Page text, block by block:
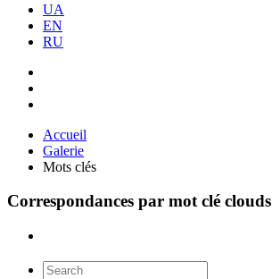
UA
EN
RU
Accueil
Galerie
Mots clés
Correspondances par mot clé clouds